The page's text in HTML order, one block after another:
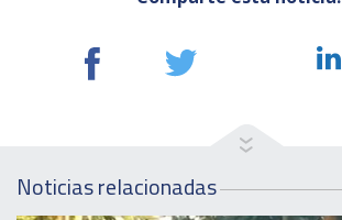
Noticias relacionadas